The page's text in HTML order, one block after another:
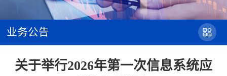
业务公告
关于举行2026年第一次信息系统应